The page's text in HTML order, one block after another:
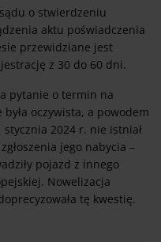
o stwierdzeniu
aktu poświadczenia
przewidziane jest
z 30 do 60 dni.
pytanie o termin na
oczywista, a powodem
2024 r. nie istniał
jego nabycia –
pojazd z innego
Nowelizacja
tę kwestię.